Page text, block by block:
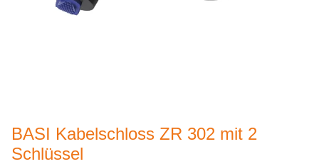
BASI Kabelschloss ZR 302 mit 2
Schlüssel